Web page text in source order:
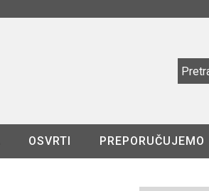
OSVRTI PREPORUČUJEMO